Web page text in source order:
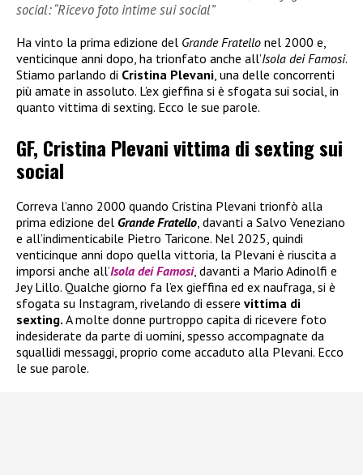
social: “Ricevo foto intime sui social”
Ha vinto la prima edizione del Grande Fratello nel 2000 e,
venticinque anni dopo, ha trionfato anche all’Isola dei Famosi.
Stiamo parlando di Cristina Plevani , una delle concorrenti
più amate in assoluto. L’ex gieffina si è sfogata sui social, in
quanto vittima di sexting. Ecco le sue parole.
GF, Cristina Plevani vittima di sexting sui
social
Correva l’anno 2000 quando Cristina Plevani trionfò alla
prima edizione del Grande Fratello , davanti a Salvo Veneziano
e all’indimenticabile Pietro Taricone. Nel 2025, quindi
venticinque anni dopo quella vittoria, la Plevani è riuscita a
imporsi anche all’Isola dei Famosi, davanti a Mario Adinolfi e
Jey Lillo. Qualche giorno fa l’ex gieffina ed ex naufraga, si è
sfogata su Instagram, rivelando di essere vittima di
sexting. A molte donne purtroppo capita di ricevere foto
indesiderate da parte di uomini, spesso accompagnate da
squallidi messaggi, proprio come accaduto alla Plevani. Ecco
le sue parole.